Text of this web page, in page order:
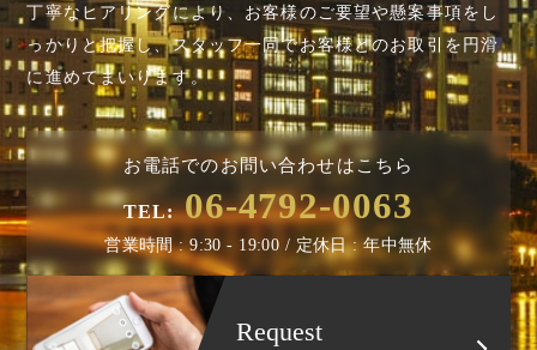
丁寧なヒアリングにより、お客様のご要望や懸案事項を し
っかりと把握し、スタッフ一同でお客様とのお取引を円滑
に進めてまいります。
お電話でのお問い合わせはこちら
TEL: 06-4792-0063
営業時間 : 9:30 - 19:00 / 定休日 : 年中無休
Request